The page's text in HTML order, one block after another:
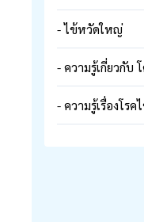
- ไข้หวัดใหญ่
- ความรู้เกี่ยวกับ
- ความรู้เรื่องโรค